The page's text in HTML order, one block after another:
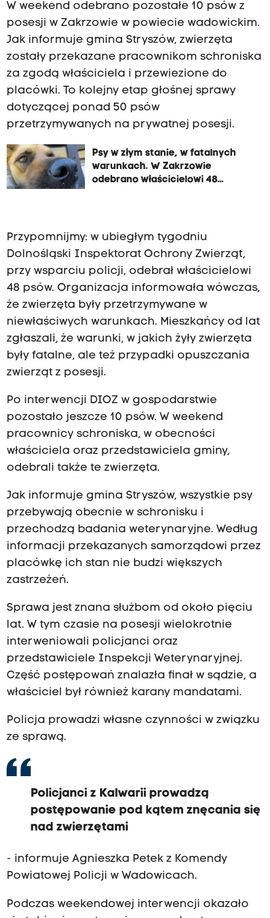
W weekend odebrano pozostałe 10 psów z
posesji w Zakrzowie w powiecie wadowickim.
Jak informuje gmina Stryszów, zwierzęta
zostały przekazane pracownikom schroniska
za zgodą właściciela i przewiezione do
placówki. To kolejny etap głośnej sprawy
dotyczącej ponad 50 psów
przetrzymywanych na prywatnej posesji.
Psy w złym stanie, w fatalnych
warunkach. W Zakrzowie
odebrano właścicielowi 48
Przypomnijmy: w ubiegłym tygodniu
Dolnośląski Inspektorat Ochrony Zwierząt,
przy wsparciu policji, odebrał właścicielowi
48 psów. Organizacja informowała wówczas,
że zwierzęta były przetrzymywane w
niewłaściwych warunkach. Mieszkańcy od lat
zgłaszali, że warunki, w jakich żyły zwierzęta
były fatalne, ale też przypadki opuszczania
zwierząt z posesji.
Po interwencji DIOZ w gospodarstwie
pozostało jeszcze 10 psów. W weekend
pracownicy schroniska, w obecności
właściciela oraz przedstawiciela gminy,
odebrali także te zwierzęta.
Jak informuje gmina Stryszów, wszystkie psy
przebywają obecnie w schronisku i
przechodzą badania weterynaryjne. Według
informacji przekazanych samorządowi przez
placówkę ich stan nie budzi większych
zastrzeżeń.
Sprawa jest znana służbom od około pięciu
lat. W tym czasie na posesji wielokrotnie
interweniowali policjanci oraz
przedstawiciele Inspekcji Weterynaryjnej.
Część postępowań znalazła finał w sądzie, a
właściciel był również karany mandatami.
Policja prowadzi własne czynności w związku
ze sprawą.
Policjanci z Kalwarii prowadzą
postępowanie pod kątem znęcania się
nad zwierzętami
- informuje Agnieszka Petek z Komendy
Powiatowej Policji w Wadowicach.
Podczas weekendowej interwencji okazało